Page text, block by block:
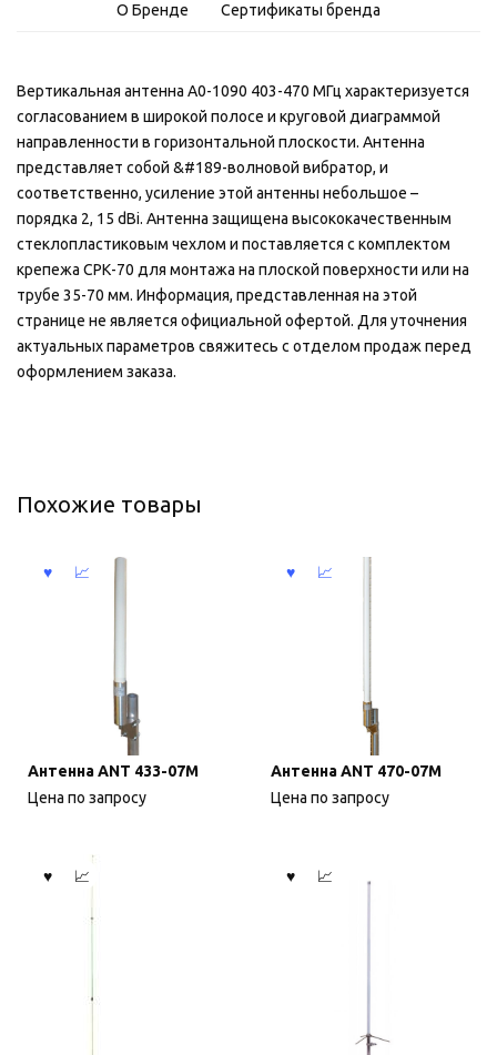
О Бренде Сертификаты бренда
Вертикальная антенна A0-1090 403-470 МГц характеризуется
согласованием в широкой полосе и круговой диаграммой
направленности в горизонтальной плоскости. Антенна
представляет собой &#189-волновой вибратор, и
соответственно, усиление этой антенны небольшое –
порядка 2, 15 dBi. Антенна защищена высококачественным
стеклопластиковым чехлом и поставляется с комплектом
крепежа СРК-70 для монтажа на плоской поверхности или на
трубе 35-70 мм. Информация, представленная на этой
странице не является официальной офертой. Для уточнения
актуальных параметров свяжитесь с отделом продаж перед
оформлением заказа.
Похожие товары
Антенна ANT 433-07М
Цена по запросу
Антенна ANT 470-07M
Цена по запросу